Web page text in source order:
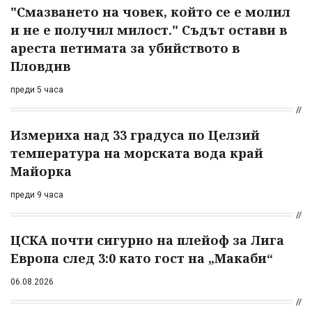
"Смазването на човек, който се е молил
и не е получил милост." Съдът остави в
ареста петимата за убийството в
Пловдив
преди 5 часа
Измериха над 33 градуса по Целзий
температура на морската вода край
Майорка
преди 9 часа
ЦСКА почти сигурно на плейоф за Лига
Европа след 3:0 като гост на „Макаби“
06.08.2026